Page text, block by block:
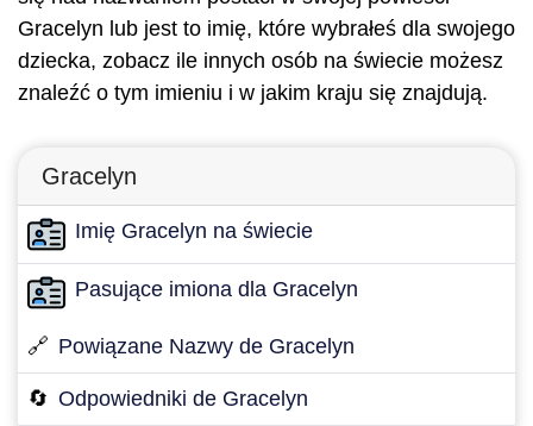
Gracelyn lub jest to imię, które wybrałeś dla swojego
dziecka, zobacz ile innych osób na świecie możesz
znaleźć o tym imieniu i w jakim kraju się znajdują.
Gracelyn
Imię Gracelyn na świecie
Pasujące imiona dla Gracelyn
🔗 Powiązane Nazwy de Gracelyn
🔄 Odpowiedniki de Gracelyn